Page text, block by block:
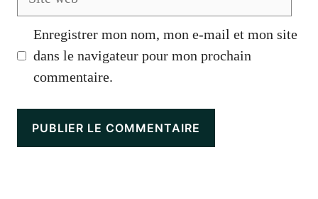
Enregistrer mon nom, mon e-mail et mon site
dans le navigateur pour mon prochain
commentaire.